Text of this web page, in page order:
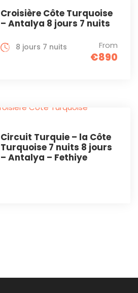
Croisière Côte Turquoise
– Antalya 8 jours 7 nuits
From
€890
8 jours 7 nuits
Circuit Turquie – la Côte
Turquoise 7 nuits 8 jours
– Antalya – Fethiye